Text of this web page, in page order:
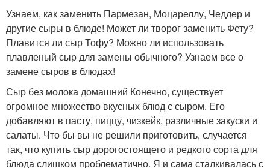
Узнаем, как заменить Пармезан, Моцареллу, Чеддер и
другие сыры в блюде! Может ли творог заменить Фету?
Плавится ли сыр Тофу? Можно ли использовать
плавленый сыр для замены обычного? Узнаем все о
замене сыров в блюдах!
Сыр без молока домашний Конечно, существует
огромное множество вкусных блюд с сыром. Его
добавляют в пасту, пиццу, чизкейк, различные закуски и
салаты. Что бы вы не решили приготовить, случается
так, что купить сыр дорогостоящего и редкого сорта для
блюда слишком проблематично. Я и сама сталкивалась с